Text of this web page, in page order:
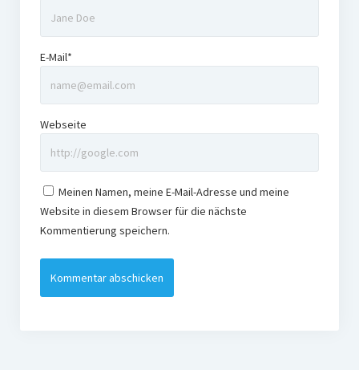
E-Mail*
Webseite
Meinen Namen, meine E-Mail-Adresse und meine
Website in diesem Browser für die nächste
Kommentierung speichern.